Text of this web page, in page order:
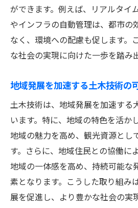
ができます。例えば、リアルタイ
やインフラの自動管理は、都市の
なく、環境への配慮も促します。
な社会の実現に向けた一歩を踏み
地域発展を加速する土木技術の
土木技術は、地域発展を加速する
います。特に、地域の特色を活か
地域の魅力を高め、観光資源とし
す。さらに、地域住民との協働に
地域の一体感を高め、持続可能な
素となります。こうした取り組み
展を促進し、より豊かな社会の実